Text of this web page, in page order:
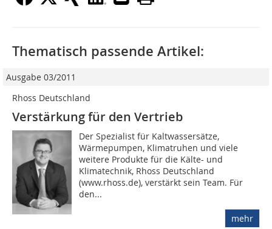
Thematisch passende Artikel:
Ausgabe 03/2011
Rhoss Deutschland
Verstärkung für den Vertrieb
Der Spezialist für Kaltwassersätze,
Wärmepumpen, Klimatruhen und viele
weitere Produkte für die Kälte- und
Klimatechnik, Rhoss Deutschland
(www.rhoss.de), verstärkt sein Team. Für
den...
mehr